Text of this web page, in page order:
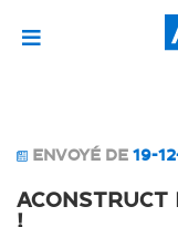
ENVOYÉ DE 19-
AConstruct
!